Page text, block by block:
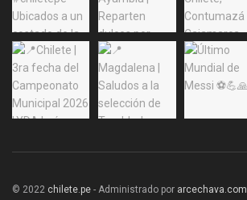
© 2022 chilete.pe - Administrado por arcechava.com